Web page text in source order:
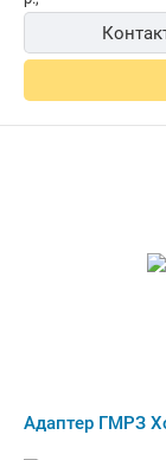
Адаптер ГМРЗ